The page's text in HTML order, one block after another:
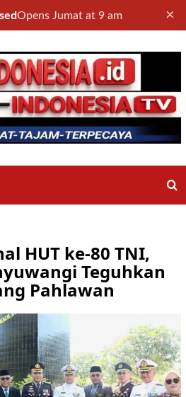
Opens Jumat at 9 am ×
HUT ke-80 TNI,
Teguhkan
Pahlawan